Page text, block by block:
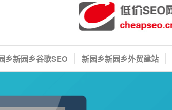
乡新园乡谷歌SEO 新园乡新园乡外贸建站